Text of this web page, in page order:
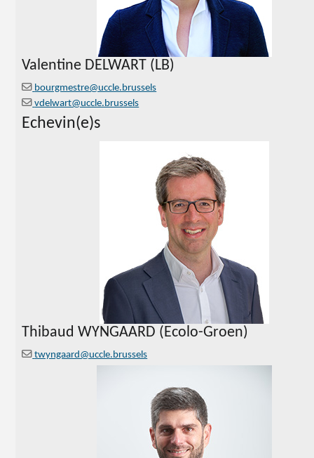
Valentine DELWART (LB)
bourgmestre@uccle.brussels
vdelwart@uccle.brussels
Echevin(e)s
ThibaudWYNGAARD (Ecolo-Groen)
twyngaard@uccle.brussels